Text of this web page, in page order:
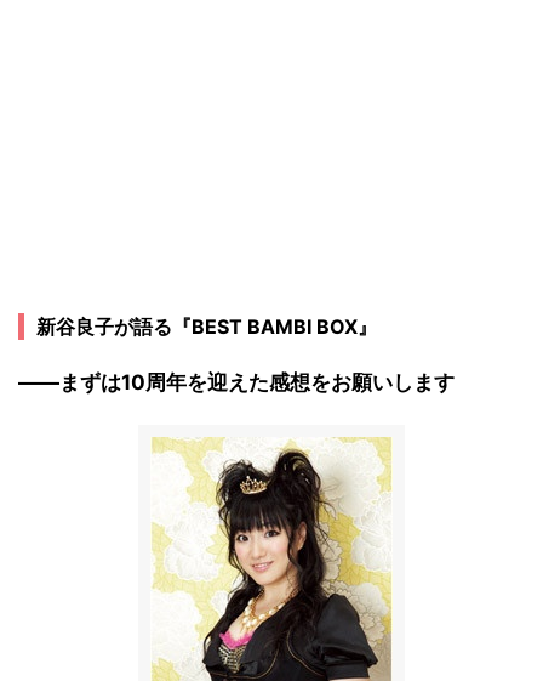
新谷良子が語る『BEST BAMBI BOX』
――まずは10周年を迎えた感想をお願いします